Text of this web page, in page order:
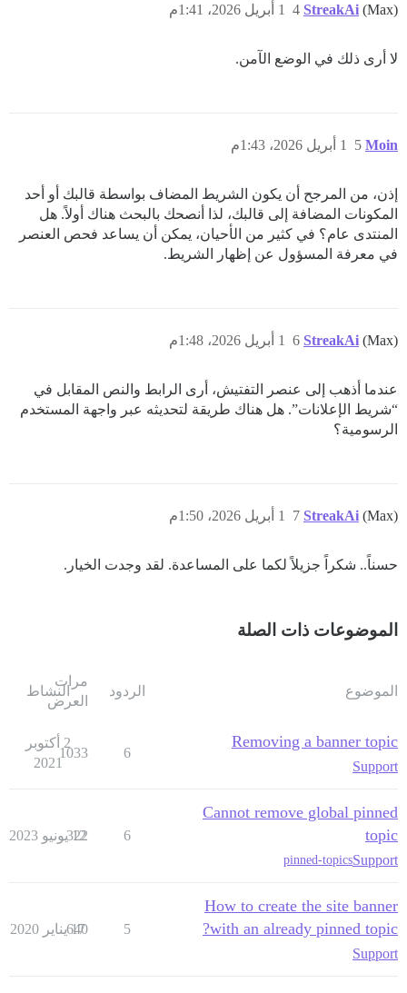
StreakAi (Max) 1 أبريل 2026، 1:41م 4
لا أرى ذلك في الوضع الآمن.
Moin 1 أبريل 2026، 1:43م 5
إذن، من المرجح أن يكون الشريط المضاف بواسطة قالبك أو أحد
المكونات المضافة إلى قالبك، لذا أنصحك بالبحث هناك أولاً. هل
المنتدى عام؟ في كثير من الأحيان، يمكن أن يساعد فحص العنصر
في معرفة المسؤول عن إظهار الشريط.
StreakAi (Max) 1 أبريل 2026، 1:48م 6
عندما أذهب إلى عنصر التفتيش، أرى الرابط والنص المقابل في
“شريط الإعلانات”. هل هناك طريقة لتحديثه عبر واجهة المستخدم
الرسومية؟
StreakAi (Max) 1 أبريل 2026، 1:50م 7
حسناً.. شكراً جزيلاً لكما على المساعدة. لقد وجدت الخيار.
الموضوعات ذات الصلة
الموضوع الردود
مرات
العرض
النشاط
Removing a banner topic
Support
6
1033
2 أكتوبر
2021
Cannot remove global pinned
topic
Support
pinned-topics
6
322
12 يونيو 2023
How to create the site banner
with an already pinned topic?
Support
5
640
17 يناير 2020